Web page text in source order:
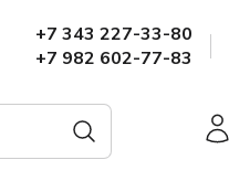
+7 343 227-33-80
+7 982 602-77-83